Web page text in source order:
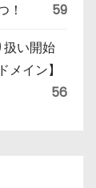
！
59
い開始
イン】
56